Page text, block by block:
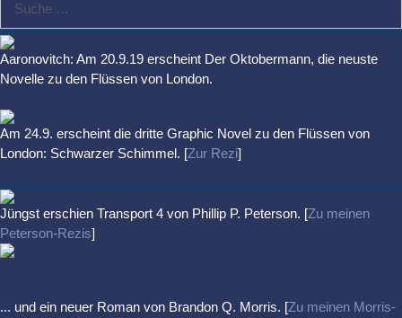
nach:
Aaronovitch: Am 20.9.19 erscheint Der Oktobermann, die neuste
Novelle zu den Flüssen von London.
Am 24.9. erscheint die dritte Graphic Novel zu den Flüssen von
London: Schwarzer Schimmel. [Zur Rezi]
Jüngst erschien Transport 4 von Phillip P. Peterson. [Zu meinen
Peterson-Rezis]
... und ein neuer Roman von Brandon Q. Morris. [Zu meinen Morris-